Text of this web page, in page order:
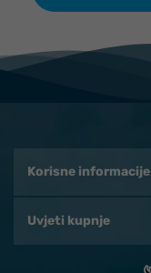
Korisne informacije
Uvjeti kupnje